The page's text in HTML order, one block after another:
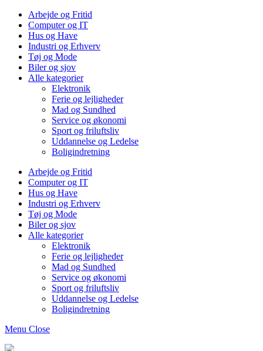
Arbejde og Fritid
Computer og IT
Hus og Have
Industri og Erhverv
Tøj og Mode
Biler og sjov
Alle kategorier
Elektronik
Ferie og lejligheder
Mad og Sundhed
Service og økonomi
Sport og friluftsliv
Uddannelse og Ledelse
Boligindretning
Arbejde og Fritid
Computer og IT
Hus og Have
Industri og Erhverv
Tøj og Mode
Biler og sjov
Alle kategorier
Elektronik
Ferie og lejligheder
Mad og Sundhed
Service og økonomi
Sport og friluftsliv
Uddannelse og Ledelse
Boligindretning
Menu Close
Bogtosset